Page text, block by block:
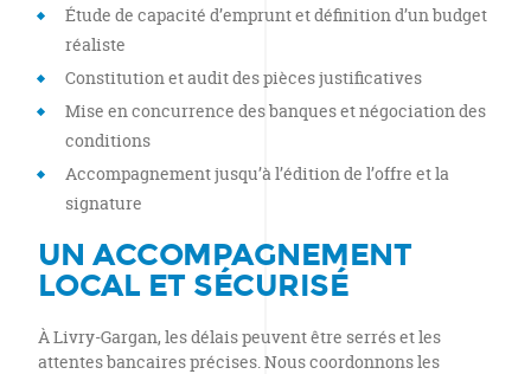
Étude de capacité d’emprunt et définition d’un budget
réaliste
Constitution et audit des pièces justificatives
Mise en concurrence des banques et négociation des
conditions
Accompagnement jusqu’à l’édition de l’offre et la
signature
UN ACCOMPAGNEMENT
LOCAL ET SÉCURISÉ
À Livry-Gargan, les délais peuvent être serrés et les
attentes bancaires précises. Nous coordonnons les